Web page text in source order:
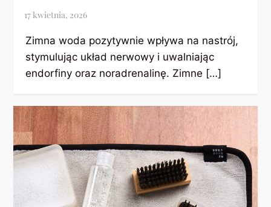
Zimna woda pozytywnie wpływa na nastrój,
stymulując układ nerwowy i uwalniając
endorfiny oraz noradrenalinę. Zimne […]